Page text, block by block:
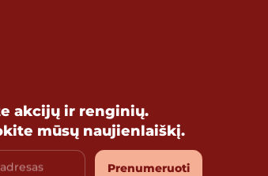
akcijų ir renginių.
mūsų naujienlaiškį.
Prenumeruoti